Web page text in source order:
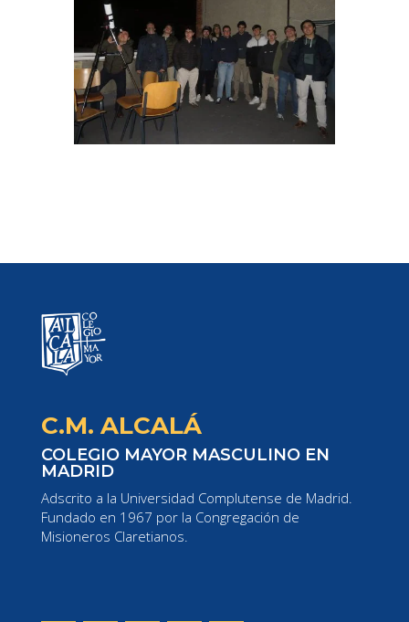
C.M. ALCALÁ
COLEGIO MAYOR MASCULINO EN
MADRID
Adscrito a la Universidad Complutense de Madrid.
Fundado en 1967 por la Congregación de
Misioneros Claretianos.